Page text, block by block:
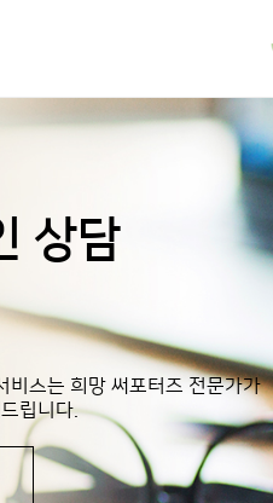
상담
비스는 희망 써포터즈 전문가가
립니다.